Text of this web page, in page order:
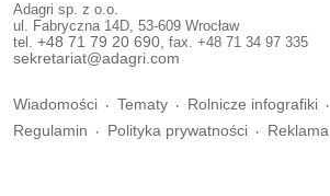
Adagri sp. z o.o.
ul. Fabryczna 14D, 53-609 Wrocław
tel. +48 71 79 20 690, fax. +48 71 34 97 335
sekretariat@adagri.com
Wiadomości Tematy Rolnicze infografiki
Regulamin
Polityka prywatności Reklama